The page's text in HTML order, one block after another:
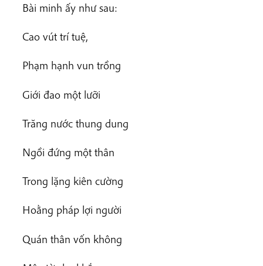
Bài minh ấy như sau:
Cao vút trí tuệ,
Phạm hạnh vun trồng
Giới đao một lưỡi
Trăng nước thung dung
Ngồi đứng một thân
Trong lặng kiên cường
Hoằng pháp lợi người
Quán thân vốn không